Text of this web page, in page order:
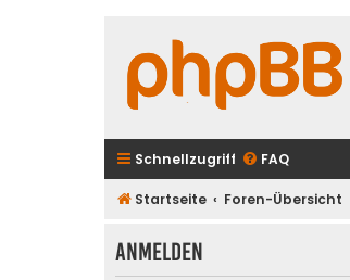
Schnellzugriff FAQ
Startseite Foren-Übersicht
Anmelden